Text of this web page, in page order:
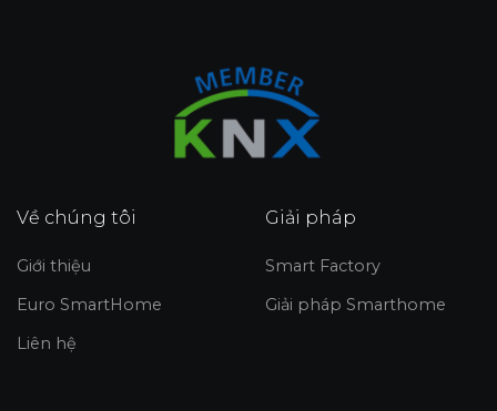
Về chúng tôi
Giới thiệu
Euro SmartHome
Liên hệ
Giải pháp
Smart Factory
Giải pháp Smarthome